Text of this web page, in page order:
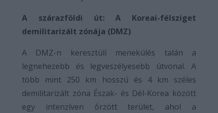
A szárazföldi út: A Koreai-félsziget
demilitarizált zónája (DMZ)
A DMZ-n keresztüli menekülés talán a
legnehezebb és legveszélyesebb útvonal. A
több mint 250 km hosszú és 4 km széles
demilitarizált zóna Észak- és Dél-Korea között
egy intenzíven őrzött terület, ahol a